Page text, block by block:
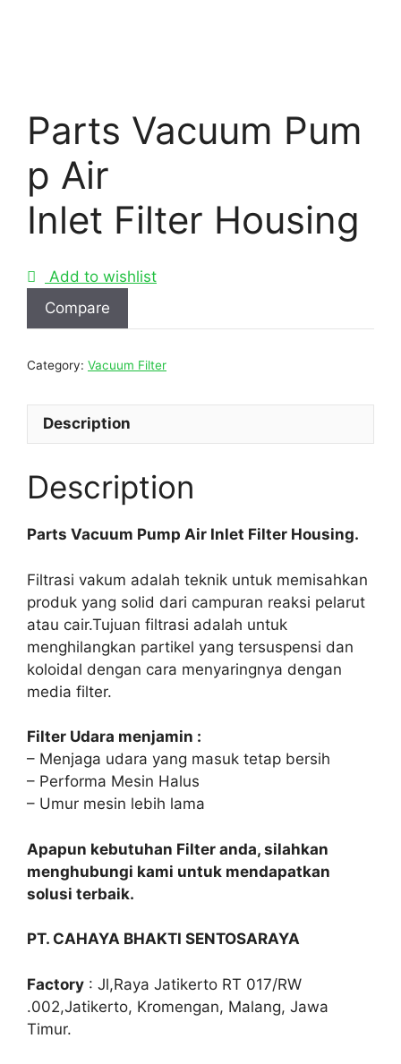
Parts Vacuum Pum
p Air
Inlet Filter Housing
Add to wishlist
Compare
Category: Vacuum Filter
Description
Description
Parts Vacuum Pump Air Inlet Filter Housing.
Filtrasi vakum adalah teknik untuk memisahkan
produk yang solid dari campuran reaksi pelarut
atau cair.Tujuan filtrasi adalah untuk
menghilangkan partikel yang tersuspensi dan
koloidal dengan cara menyaringnya dengan
media filter.
Filter Udara menjamin :
– Menjaga udara yang masuk tetap bersih
– Performa Mesin Halus
– Umur mesin lebih lama
Apapun kebutuhan Filter anda, silahkan
menghubungi kami untuk mendapatkan
solusi terbaik.
PT. CAHAYA BHAKTI SENTOSARAYA
Factory : Jl,Raya Jatikerto RT 017/RW
.002,Jatikerto, Kromengan, Malang, Jawa
Timur.